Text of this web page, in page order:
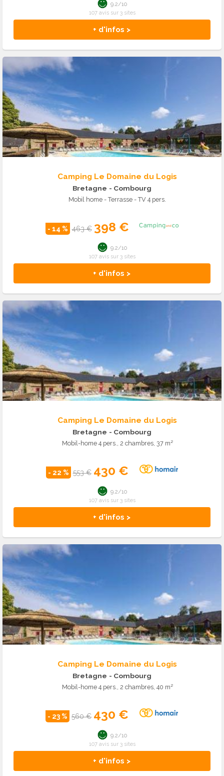
+ d'infos >
9.2/10
107 avis sur 3 sites
Camping Le Domaine du Logis
Bretagne - Combourg
Mobil home - Terrasse - TV 4 pers.
- 14 % 463 € 398 €
+ d'infos >
9.2/10
107 avis sur 3 sites
Camping Le Domaine du Logis
Bretagne - Combourg
Mobil-home 4 pers., 2 chambres, 37 m²
- 22 % 553 € 430 €
+ d'infos >
9.2/10
107 avis sur 3 sites
Camping Le Domaine du Logis
Bretagne - Combourg
Mobil-home 4 pers., 2 chambres, 40 m²
- 23 % 560 € 430 €
+ d'infos >
9.2/10
107 avis sur 3 sites